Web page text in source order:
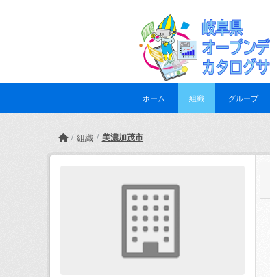
ホーム 組織 グループ
組織 美濃加茂市